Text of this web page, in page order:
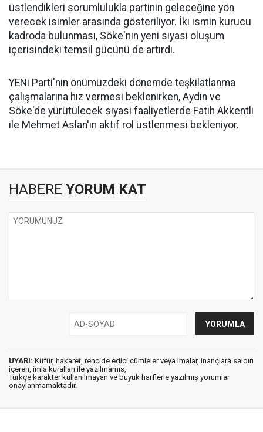
üstlendikleri sorumlulukla partinin geleceğine yön
verecek isimler arasında gösteriliyor. İki ismin kurucu
kadroda bulunması, Söke'nin yeni siyasi oluşum
içerisindeki temsil gücünü de artırdı.
YENi Parti'nin önümüzdeki dönemde teşkilatlanma
çalışmalarına hız vermesi beklenirken, Aydın ve
Söke'de yürütülecek siyasi faaliyetlerde Fatih Akkentli
ile Mehmet Aslan'ın aktif rol üstlenmesi bekleniyor.
HABERE YORUM KAT
UYARI: Küfür, hakaret, rencide edici cümleler veya imalar, inançlara saldırı
içeren, imla kuralları ile yazılmamış,
Türkçe karakter kullanılmayan ve büyük harflerle yazılmış yorumlar
onaylanmamaktadır.